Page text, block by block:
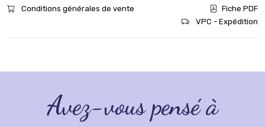
Conditions générales de vente
Fiche PDF
VPC - Expédition
Avez-vous pensé à